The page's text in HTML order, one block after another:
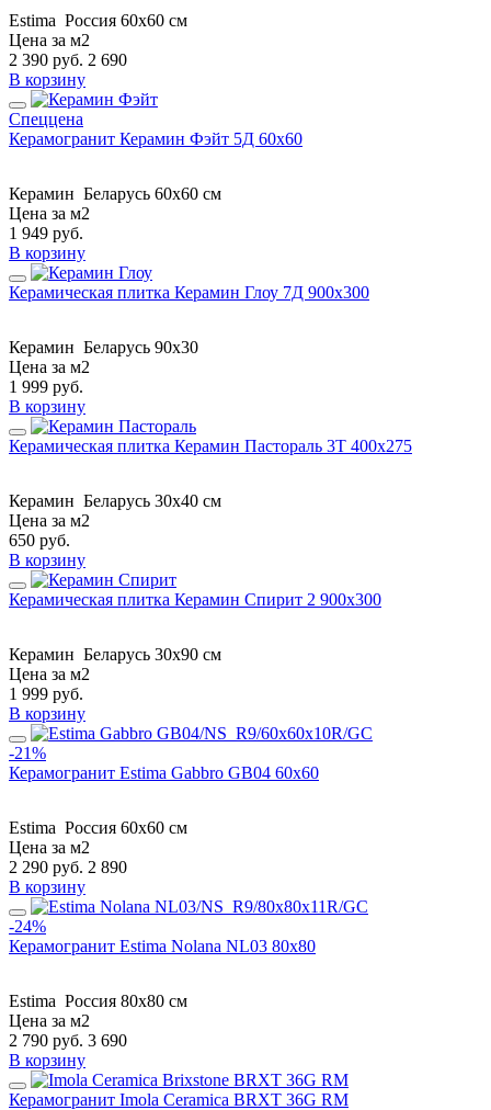
Estima Россия 60x60 см
Цена за м2
2 390 руб. 2 690
В корзину
Спеццена
Керамогранит Керамин Фэйт 5Д 60х60
Керамин Беларусь 60x60 см
Цена за м2
1 949 руб.
В корзину
Керамическая плитка Керамин Глоу 7Д 900х300
Керамин Беларусь 90x30
Цена за м2
1 999 руб.
В корзину
Керамическая плитка Керамин Пастораль 3Т 400х275
Керамин Беларусь 30x40 см
Цена за м2
650 руб.
В корзину
Керамическая плитка Керамин Спирит 2 900x300
Керамин Беларусь 30x90 см
Цена за м2
1 999 руб.
В корзину
-21%
Керамогранит Estima Gabbro GB04 60x60
Estima Россия 60x60 см
Цена за м2
2 290 руб. 2 890
В корзину
-24%
Керамогранит Estima Nolana NL03 80x80
Estima Россия 80x80 см
Цена за м2
2 790 руб. 3 690
В корзину
Керамогранит Imola Ceramica BRXT 36G RM